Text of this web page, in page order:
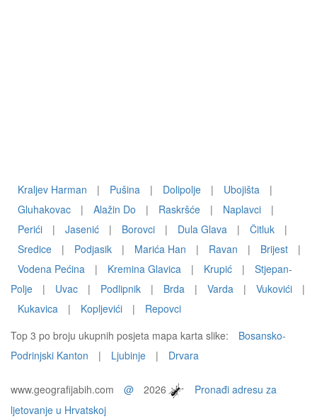
Kraljev Harman | Pušina | Dolipolje | Ubojišta
|
Gluhakovac
| Alažin Do | Raskršće | Naplavci
|
Perići
| Jasenić | Borovci | Dula Glava | Čitluk
|
Sredice
| Podjasik | Marića Han | Ravan | Brijest
|
Vodena Pećina
| Kremina Glavica | Krupić |
Stjepan-
Polje
| Uvac | Podlipnik | Brda | Varda | Vukovići
|
Kukavica
| Kopljevići |
Repovci
Top 3 po broju ukupnih posjeta mapa karta slike:
Bosansko-
Podrinjski Kanton
| Ljubinje | Drvara
www.geografijabih.com @ 2026
Pronađi adresu za
ljetovanje u Hrvatskoj